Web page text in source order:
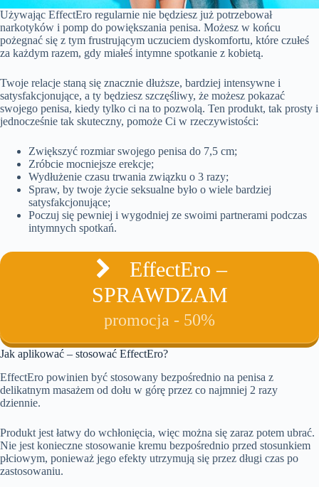
Używając EffectEro regularnie nie będziesz już potrzebował
narkotyków i pomp do powiększania penisa. Możesz w końcu
pożegnać się z tym frustrującym uczuciem dyskomfortu, które czułeś
za każdym razem, gdy miałeś intymne spotkanie z kobietą.
Twoje relacje staną się znacznie dłuższe, bardziej intensywne i
satysfakcjonujące, a ty będziesz szczęśliwy, że możesz pokazać
swojego penisa, kiedy tylko ci na to pozwolą. Ten produkt, tak prosty i
jednocześnie tak skuteczny, pomoże Ci w rzeczywistości:
Zwiększyć rozmiar swojego penisa do 7,5 cm;
Zróbcie mocniejsze erekcje;
Wydłużenie czasu trwania związku o 3 razy;
Spraw, by twoje życie seksualne było o wiele bardziej
satysfakcjonujące;
Poczuj się pewniej i wygodniej ze swoimi partnerami podczas
intymnych spotkań.
EffectEro –
SPRAWDZAM
promocja - 50%
Jak aplikować – stosować EffectEro?
EffectEro powinien być stosowany bezpośrednio na penisa z
delikatnym masażem od dołu w górę przez co najmniej 2 razy
dziennie.
Produkt jest łatwy do wchłonięcia, więc można się zaraz potem ubrać.
Nie jest konieczne stosowanie kremu bezpośrednio przed stosunkiem
płciowym, ponieważ jego efekty utrzymują się przez długi czas po
zastosowaniu.